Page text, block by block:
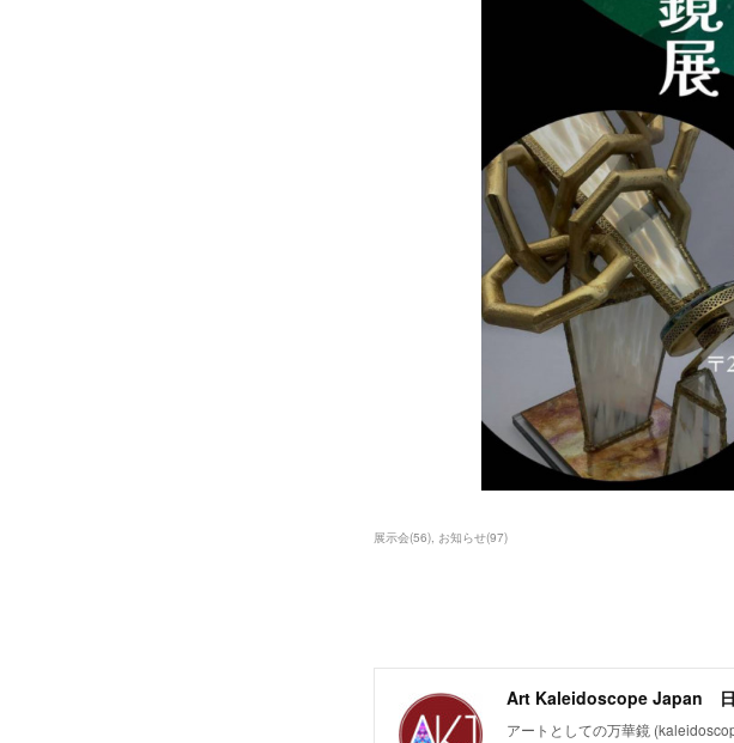
展示会(56) お知らせ(97)
Art Kaleidoscope Japan 日
アートとしての万華鏡